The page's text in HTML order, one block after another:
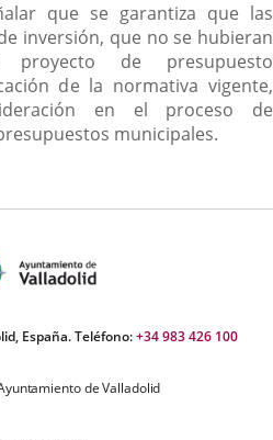
que se garantiza que las
inversión, que no se hubieran
de presupuesto
de la normativa vigente,
en el proceso de
municipales.
España. Teléfono:+34 983 426 100
de Valladolid